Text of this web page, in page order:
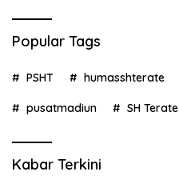
Popular Tags
PSHT humasshterate
pusatmadiun SH Terate
Kabar Terkini